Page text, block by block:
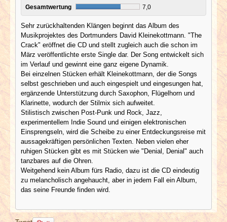
Gesamtwertung 7,0
Sehr zurückhaltenden Klängen beginnt das Album des
Musikprojektes des Dortmunders David Kleinekottmann. "The
Crack" eröffnet die CD und stellt zugleich auch die schon im
März veröffentlichte erste Single dar. Der Song entwickelt sich
im Verlauf und gewinnt eine ganz eigene Dynamik.
Bei einzelnen Stücken erhält Kleinekottmann, der die Songs
selbst geschrieben und auch eingespielt und eingesungen hat,
ergänzende Unterstützung durch Saxophon, Flügelhorn und
Klarinette, wodurch der Stilmix sich aufweitet.
Stilistisch zwischen Post-Punk und Rock, Jazz,
experimentellem Indie Sound und einigen elektronischen
Einsprengseln, wird die Scheibe zu einer Entdeckungsreise mit
aussagekräftigen persönlichen Texten. Neben vielen eher
ruhigen Stücken gibt es mit Stücken wie "Denial, Denial" auch
tanzbares auf die Ohren.
Weitgehend kein Album fürs Radio, dazu ist die CD eindeutig
zu melancholisch angehaucht, aber in jedem Fall ein Album,
das seine Freunde finden wird.